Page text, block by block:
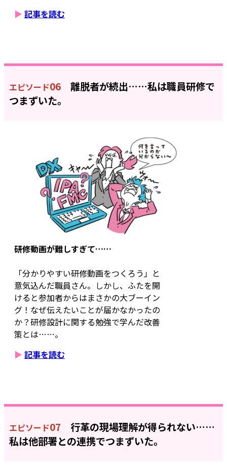
▶ 記事を読む
エピソード06 離脱者が続出……私は職員研修で
つまずいた。
研修動画が難しすぎて……
「分かりやすい研修動画をつくろう」と
意気込んだ職員さん。しかし、ふたを開
けると参加者からはまさかの大ブーイン
グ！なぜ伝えたいことが届かなかったの
か？研修設計に関する勉強で学んだ改善
策とは……。
▶ 記事を読む
エピソード07 行革の現場理解が得られない……
私は他部署との連携でつまずいた。